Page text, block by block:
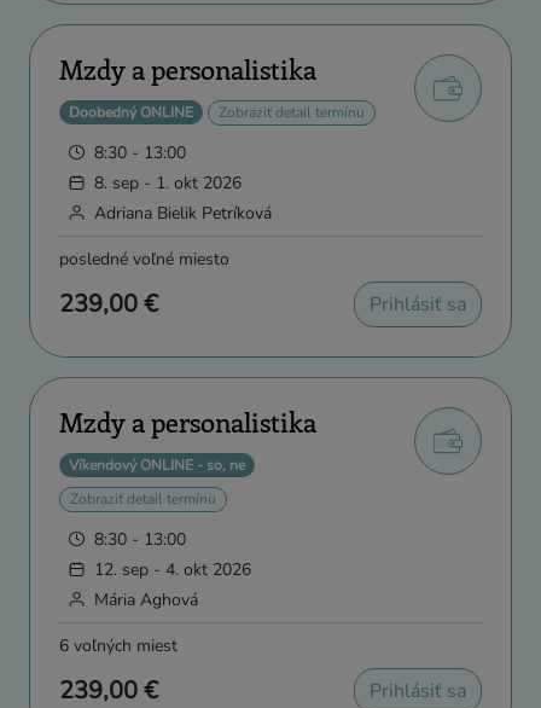
Mzdy a personalistika
Doobedný ONLINE Zobraziť detail termínu
8:30 - 13:00
8. sep - 1. okt 2026
Adriana Bielik Petríková
posledné voľné miesto
239,00 € Prihlásiť sa
Mzdy a personalistika
Víkendový ONLINE - so, ne
Zobraziť detail termínu
8:30 - 13:00
12. sep - 4. okt 2026
Mária Aghová
6 voľných miest
239,00 € Prihlásiť sa